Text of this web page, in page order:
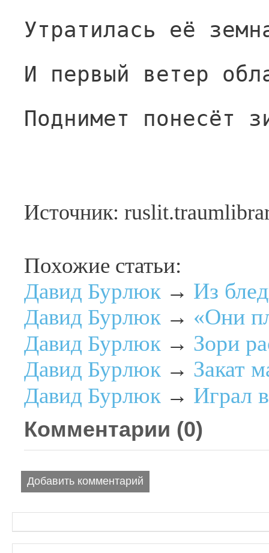
Утратилась её
И первый ветер
Поднимет понесёт
Источник:
Похожие статьи:
Давид Бурлюк → Из
Давид Бурлюк → «Они
Давид Бурлюк → Зори
Давид Бурлюк → Закат
Давид Бурлюк → Играл
Комментарии (0)
Добавить комментарий